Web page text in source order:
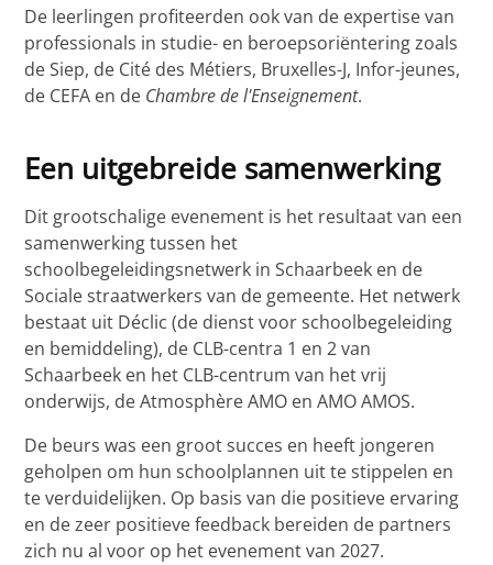
De leerlingen profiteerden ook van de expertise van
professionals in studie- en beroepsoriëntering zoals
de Siep, de Cité des Métiers, Bruxelles-J, Infor-jeunes,
de CEFA en de Chambre de l'Enseignement.
Een uitgebreide samenwerking
Dit grootschalige evenement is het resultaat van een
samenwerking tussen het
schoolbegeleidingsnetwerk in Schaarbeek en de
Sociale straatwerkers van de gemeente. Het netwerk
bestaat uit Déclic (de dienst voor schoolbegeleiding
en bemiddeling), de CLB-centra 1 en 2 van
Schaarbeek en het CLB-centrum van het vrij
onderwijs, de Atmosphère AMO en AMO AMOS.
De beurs was een groot succes en heeft jongeren
geholpen om hun schoolplannen uit te stippelen en
te verduidelijken. Op basis van die positieve ervaring
en de zeer positieve feedback bereiden de partners
zich nu al voor op het evenement van 2027.